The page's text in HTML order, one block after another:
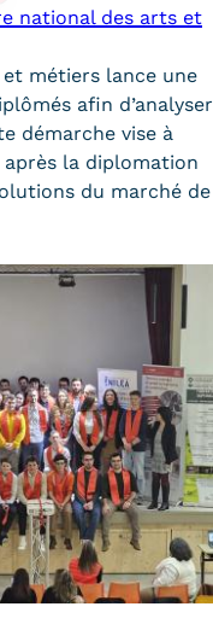
et
national des arts et
métiers lance une
afin d’analyser
démarche vise à
la diplomation
du marché de